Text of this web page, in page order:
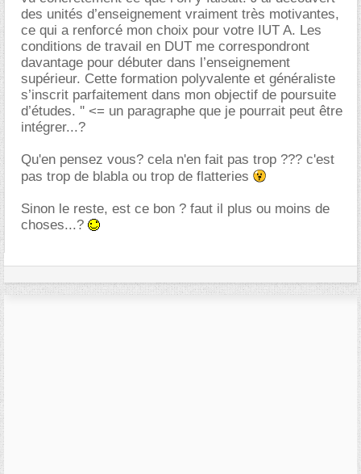
des unités d’enseignement vraiment très motivantes,
ce qui a renforcé mon choix pour votre IUT A. Les
conditions de travail en DUT me correspondront
davantage pour débuter dans l’enseignement
supérieur. Cette formation polyvalente et généraliste
s’inscrit parfaitement dans mon objectif de poursuite
d’études. '' <= un paragraphe que je pourrait peut être
intégrer...?
Qu'en pensez vous? cela n'en fait pas trop ??? c'est
pas trop de blabla ou trop de flatteries
Sinon le reste, est ce bon ? faut il plus ou moins de
choses...?